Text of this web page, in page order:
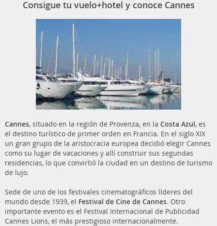
Consigue tu vuelo+hotel y conoce Cannes
Cannes, situado en la región de Provenza, en la Costa Azul, es
el destino turístico de primer orden en Francia. En el siglo XIX
un gran grupo de la aristocracia europea decidió elegir Cannes
como su lugar de vacaciones y allí construir sus segundas
residencias, lo que convirtió la ciudad en un destino de turismo
de lujo.
Sede de uno de los festivales cinematográficos líderes del
mundo desde 1939, el Festival de Cine de Cannes. Otro
importante evento es el Festival Internacional de Publicidad
Cannes Lions, el más prestigioso internacionalmente.